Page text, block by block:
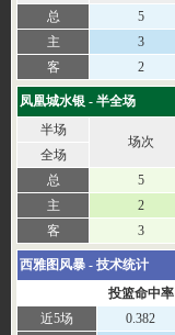
总
5
主
3
客
2
凤凰城水银 - 半全场
半场
场次
全场
总
5
主
2
客
3
西雅图风暴 - 技术统计
投篮命中率
近5场
0.382